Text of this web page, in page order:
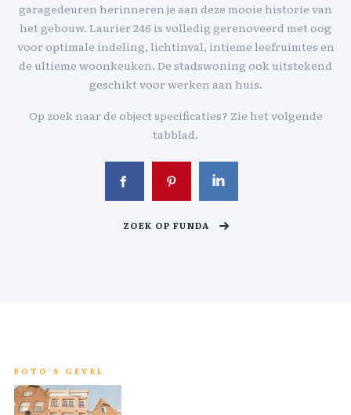
garagedeuren herinneren je aan deze mooie historie van
het gebouw. Laurier 246 is volledig gerenoveerd met oog
voor optimale indeling, lichtinval, intieme leefruimtes en
de ultieme woonkeuken. De stadswoning ook uitstekend
geschikt voor werken aan huis.
Op zoek naar de object specificaties? Zie het volgende
tabblad.
ZOEK OP FUNDA
FOTO'S GEVEL